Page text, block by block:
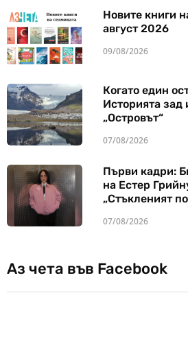
Новите книги
август 2026
09/08/2026
Когато един
Историята зад
„Островът“
07/08/2026
Първи кадри:
на Естер
„Стъкленият
07/08/2026
Аз чета във Facebook